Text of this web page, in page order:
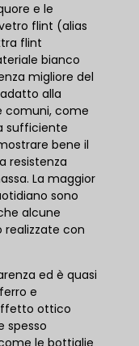
e le
flint (alias
flint
bianco
migliore del
alla
comuni, come
sufficiente
bene il
resistenza
La maggior
sono
alcune
con
ed è quasi
e
ottico
spesso
le bottiglie